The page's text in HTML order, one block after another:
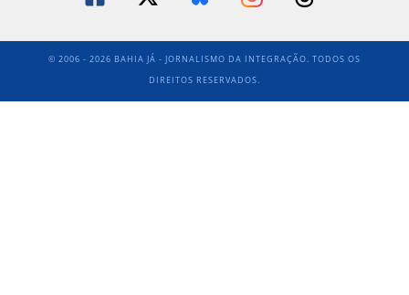
© 2006 - 2026 BAHIA JÁ - JORNALISMO DA INTEGRAÇÃO. TODOS OS
DIREITOS RESERVADOS.